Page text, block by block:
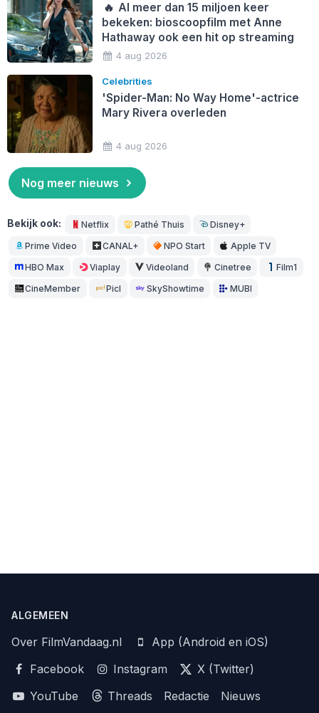
🔥 Al meer dan 15 miljoen keer
bekeken: bioscoopfilm met Anne
Hathaway ook een hit op streaming
4 aug 2026
Celebrities
'Spider-Man: No Way Home'-actrice
Mary Rivera overleden
4 aug 2026
Nog meer nieuws
Bekijk ook: Netflix Pathé Thuis Disney+
Prime Video CANAL+ NPO Start Apple TV
HBO Max Viaplay Videoland Cinetree Film1
CineMember Picl SkyShowtime MUBI
ALGEMEEN
Over FilmVandaag.nl
App (Android en iOS)
Facebook
Instagram
X (Twitter)
YouTube
Threads Redactie
Nieuws